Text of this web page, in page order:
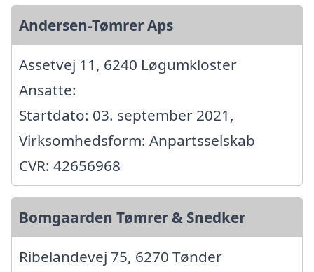
Andersen-Tømrer Aps
Assetvej 11, 6240 Løgumkloster
Ansatte:
Startdato: 03. september 2021,
Virksomhedsform: Anpartsselskab
CVR: 42656968
Bomgaarden Tømrer & Snedker
Ribelandevej 75, 6270 Tønder